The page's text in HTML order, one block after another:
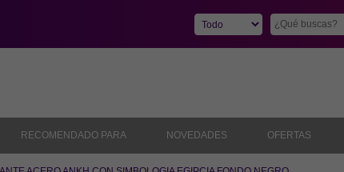
RECOMENDADO PARA NOVEDADES OFERTAS